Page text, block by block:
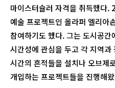
마이스터슐러 자격을 취득했다
예술 프로젝트인 올라퍼 엘리아
참여하기도 했다. 그는 도시공간
시간성에 관심을 두고 각 지역
시간의 흔적들을 설치나 오브제
개입하는 프로젝트들을 진행해